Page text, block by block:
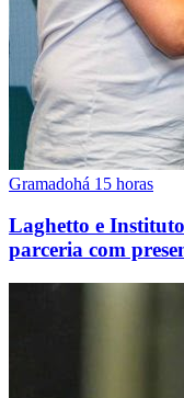
Gramadohá 15 horas
Laghetto e
parceria com